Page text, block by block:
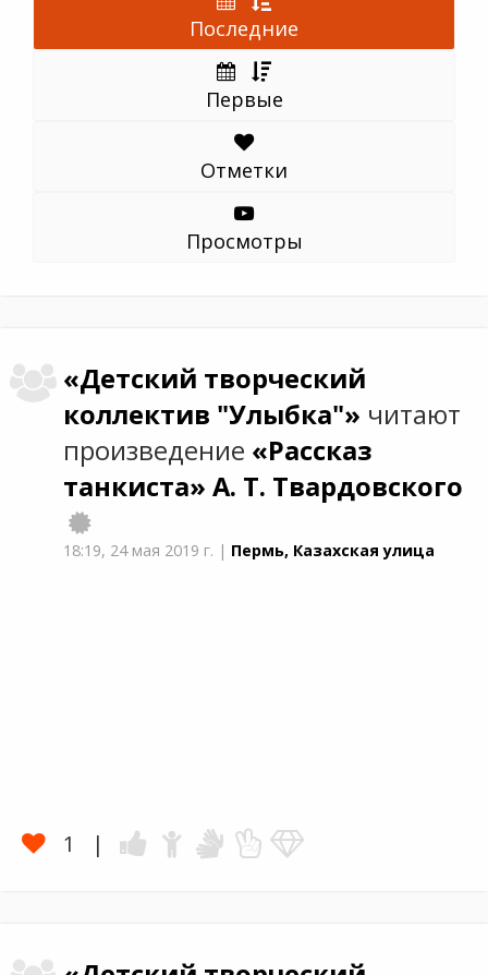
Последние
Первые
Отметки
Просмотры
«Детский творческий
коллектив "Улыбка"» читают
произведение «Рассказ
танкиста»А. Т. Твардовского
18:19, 24 мая 2019 г. | Пермь, Казахская улица
1